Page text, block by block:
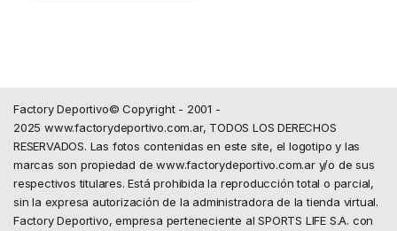
Factory Deportivo© Copyright - 2001 -
2025 www.factorydeportivo.com.ar, TODOS LOS DERECHOS
RESERVADOS. Las fotos contenidas en este site, el logotipo y las
marcas son propiedad de www.factorydeportivo.com.ar y/o de sus
respectivos titulares. Está prohibida la reproducción total o parcial,
sin la expresa autorización de la administradora de la tienda virtual.
Factory Deportivo, empresa perteneciente al SPORTS LIFE S.A. con